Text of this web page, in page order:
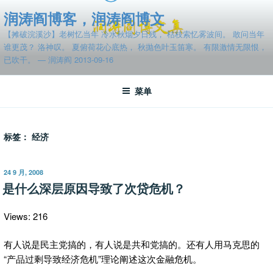
至
容
润涛阎博客，润涛阎博文
【摊破浣溪沙】老树忆当年 冷水秋烟夕日残， 枯枝索忆雾波间。 敢问当年
谁更茂？ 洛神叹。 夏俯荷花心底热， 秋抛色叶玉笛寒。 有限激情无限恨，
已吹干。 — 润涛阎 2013-09-16
菜单
标签： 经济
发
布
于
24 9 月, 2008
是什么深层原因导致了次贷危机？
Views: 216
有人说是民主党搞的，有人说是共和党搞的。还有人用马克思的
“产品过剩导致经济危机”理论阐述这次金融危机。